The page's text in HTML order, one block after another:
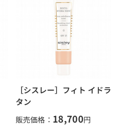
［シスレー］フィト イドラ
タン
販売価格： 18,700円